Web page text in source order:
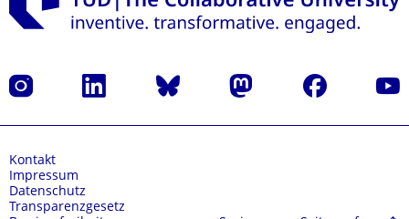
Instagram LinkedIn Bluesky Mastodon Facebook
Kontakt
Impressum
Datenschutz
Transparenzgesetz